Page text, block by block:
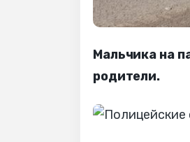
Мальчика на
родители.